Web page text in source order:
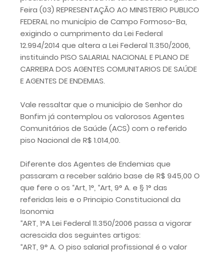
Feira (03) REPRESENTAÇÃO AO MINISTERIO PUBLICO
FEDERAL no município de Campo Formoso-Ba,
exigindo o cumprimento da Lei Federal
12.994/2014 que altera a Lei Federal 11.350/2006,
instituindo PISO SALARIAL NACIONAL E PLANO DE
CARREIRA DOS AGENTES COMUNITARIOS DE SAÚDE
E AGENTES DE ENDEMIAS.
Vale ressaltar que o município de Senhor do
Bonfim já contemplou os valorosos Agentes
Comunitários de Saúde (ACS) com o referido
piso Nacional de R$ 1.014,00.
Diferente dos Agentes de Endemias que
passaram a receber salário base de R$ 945,00 O
que fere o os “Art, 1°, “Art, 9° A. e § 1° das
referidas leis e o Principio Constitucional da
Isonomia
“ART, 1°A Lei Federal 11.350/2006 passa a vigorar
acrescida dos seguintes artigos:
“ART, 9° A. O piso salarial profissional é o valor